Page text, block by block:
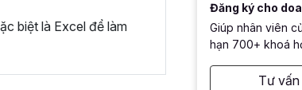
biệt là Excel để làm
Đăng ký cho
Giúp nhân viên
hạn 700+ khoá
Tư